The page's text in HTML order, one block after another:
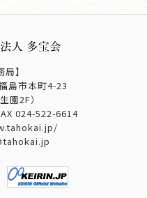
局】
島市本町4-23
園2F）
024-522-6614